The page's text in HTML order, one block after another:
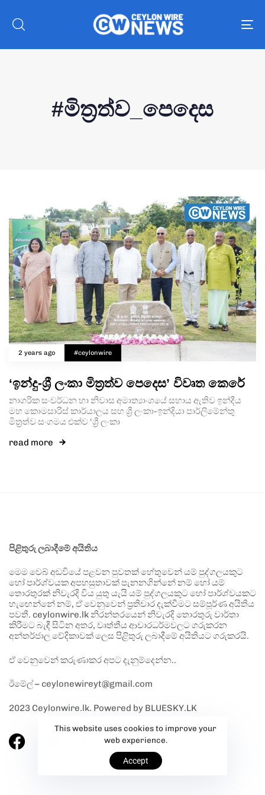
Type and hit enter
#මිත්‍රත්ව_පෙදෙස
2 years ago #ceylonwire
‘ඉන්දු-ශ්‍රී ලංකා මිත්‍රත්ව පෙදෙස’ විවෘත කෙරේ
නාගරික සංවර්ධන හා නිවාස අමාත්‍යාංශයේ සහාය ඇතිව ඉන්දීය
මහ කොමසාරිස් කාර්යාලය සහ ශ්‍රී ලංකා-ඉන්දියා පාර්ලිමේන්තු
මිත්‍රත්ව සංගමය එක්ව ‘ශ්‍රී ලංකා
read more
පිළිතුරු ලබාදීමේ අයිතිය
මෙම වෙබ් අඩවියේ පළවන පුවතක් හේතුවෙන් යම් පුද්ගලයකුට
හෝ පාර්ශ්වයක අපහසුතාවක් පැනනගින්නේ නම් හෝ යම්
තොරතුරක් නිවැරදි විය යුතු යැයි යම් පුද්ගලයකුට හෝ පාර්ශ්වයකට
හැඟෙන්නේ නම්, ඒ වෙනුවෙන් ප්‍රතිචාර දැක්වීමට සම්පූර්ණ අයිතිය
පවතී. ceylonwire.lk නිරන්තරයෙන් නිවැරදි තොරතුරු වාර්තා
කිරීමට බැඳී සිටින අතර, වෘත්තීය ආචාරධර්මවලට ගරුකරන
අන්තර්ජාල වේදිකාවක් ලෙස පිළිතුරු ලබාදීමේ අයිතියට ගරුකරයි.
ඒ වෙනුවෙන් කරුණාකර අපට දැනුම්දෙන්න..
ඊමේල් – ceylonewireyt@gmail.com
2023 Ceylonwire.lk. Powered by BLUESKY.LK
This website uses cookies to improve your
web experience.
Accept